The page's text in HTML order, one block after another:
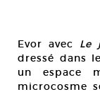
Evor avec Le
dressé dans
un espace
microcosme